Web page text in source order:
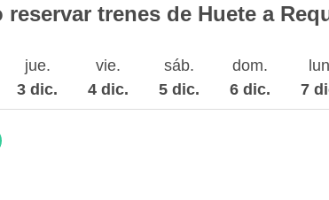
reservar trenes de Huete a
jue.
3 dic.
vie.
4 dic.
sáb.
5 dic.
dom.
6 dic.
7